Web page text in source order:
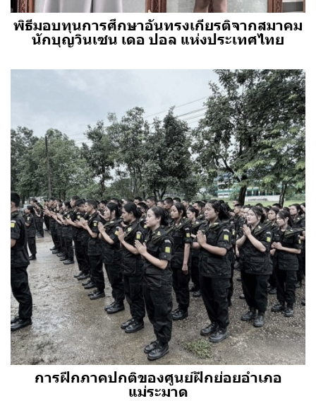
พิธีมอบทุนการศึกษาอันทรงเกียรติจากสมาคม
นักบุญวินเซน เดอ ปอล แห่งประเทศไทย
การฝึกภาคปกติของศูนย์ฝึกย่อยอำเภอ
แม่ระมาด